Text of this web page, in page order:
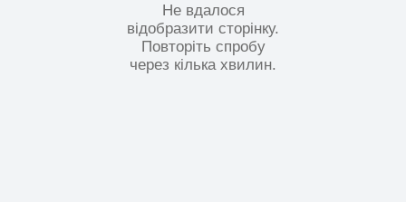
Не вдалося
відобразити сторінку.
Повторіть спробу
через кілька хвилин.